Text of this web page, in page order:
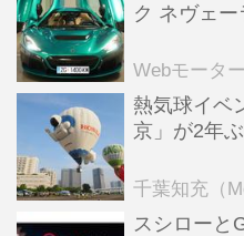
ク ネヴェ
全版／115】
Webモータ
熱気球イベ
京」が2年
ンテンツも
千葉知充（
スシローと